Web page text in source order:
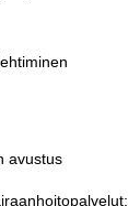
avustus